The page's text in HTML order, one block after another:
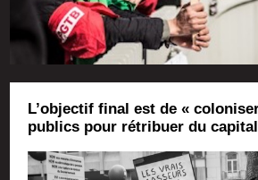
L’objectif final est de «
publics pour rétribuer du